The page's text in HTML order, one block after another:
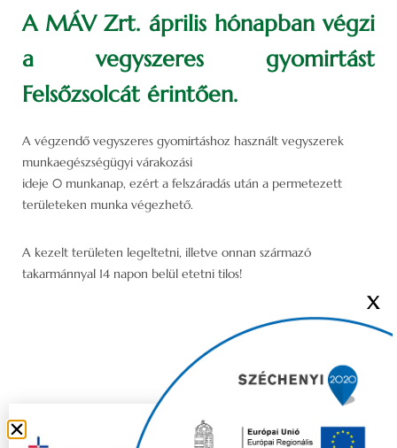
A MÁV Zrt. április hónapban végzi
a vegyszeres gyomirtást
Felsőzsolcát érintően.
A végzendő vegyszeres gyomirtáshoz használt vegyszerek
munkaegészségügyi várakozási
ideje 0 munkanap, ezért a felszáradás után a permetezett
területeken munka végezhető.
A kezelt területen legeltetni, illetve onnan származó
takarmánnyal 14 napon belül etetni tilos!
X